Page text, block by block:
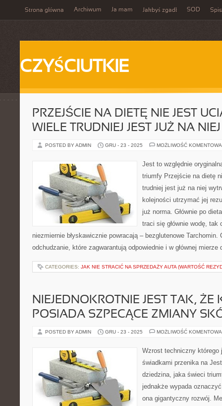
Strona główna Archiwum Ja mam Jakbyś zgadł SOD
CZYŚCIUTKIE
PRZEJŚCIE NA DIETĘ NIE JEST
WIELE TRUDNIEJ JEST JUŻ NA
POSTED BY ADMIN GRU - 23 - 2025 MOŻLIWOŚĆ
Jest to względnie
triumfy Przejście na dietę
trudniej jest już na niej
kolejności utrzymać jej
już norma. Głównie po
traci się głównie wodę, tak
niezmiernie błyskawicznie powracają – bezglutenowe
odchudzanie, które zagwarantują odpowiednie i w głównej mierze
CATEGORIES: JAK NIE STRACIĆ NA SPRZEDAŻY AUTA (WARTOŚĆ
NIEJEDNOKROTNIE JEST TAK, ŻE
POSIADA SZPECĄCE ZMIANY
POSTED BY ADMIN GRU - 23 - 2025 MOŻLIWOŚĆ
Wzrost techniczny którego
świadkami przenika na
dziedzina, jaka świeci
jednakże wypada
ona gigantyczny rozwój.